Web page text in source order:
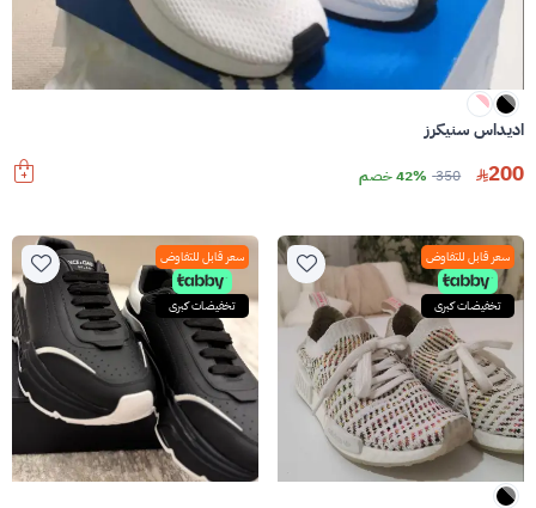
اديداس سنيكرز
200
350 42% خصم
سعر قابل للتفاوض
تخفيضات كبرى
سعر قابل للتفاوض
تخفيضات كبرى